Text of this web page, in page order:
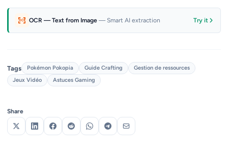
OCR — Text from Image — Smart AI extraction Try it
Tags Pokémon Pokopia Guide Crafting
Gestion de ressources
Jeux Vidéo
Astuces Gaming
Share